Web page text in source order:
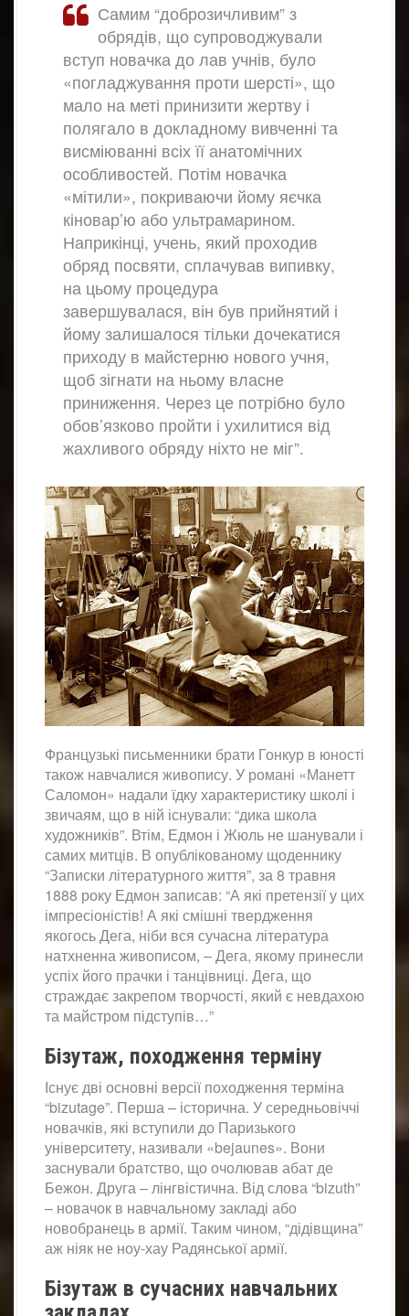
Самим “доброзичливим” з
обрядів, що супроводжували
вступ новачка до лав учнів, було
«погладжування проти шерсті», що
мало на меті принизити жертву і
полягало в докладному вивченні та
висміюванні всіх її анатомічних
особливостей. Потім новачка
«мітили», покриваючи йому яєчка
кіновар’ю або ультрамарином.
Наприкінці, учень, який проходив
обряд посвяти, сплачував випивку,
на цьому процедура
завершувалася, він був прийнятий і
йому залишалося тільки дочекатися
приходу в майстерню нового учня,
щоб зігнати на ньому власне
приниження. Через це потрібно було
обов’язково пройти і ухилитися від
жахливого обряду ніхто не міг”.
Французькі письменники брати Гонкур в юності
також навчалися живопису. У романі «Манетт
Саломон» надали їдку характеристику школі і
звичаям, що в ній існували: “дика школа
художників”. Втім, Едмон і Жюль не шанували і
самих митців. В опублікованому щоденнику
“Записки літературного життя”, за 8 травня
1888 року Едмон записав: “А які претензії у цих
імпресіоністів! А які смішні твердження
якогось Дега, ніби вся сучасна література
натхненна живописом, – Дега, якому принесли
успіх його прачки і танцівниці. Дега, що
страждає закрепом творчості, який є невдахою
та майстром підступів…”
Бізутаж, походження терміну
Існує дві основні версії походження терміна
“bizutage”. Перша – історична. У середньовіччі
новачків, які вступили до Паризького
університету, називали «bejaunes». Вони
заснували братство, що очолював абат де
Бежон. Друга – лінгвістична. Від слова “bizuth”
– новачок в навчальному закладі або
новобранець в армії. Таким чином, “дідівщина”
аж ніяк не ноу-хау Радянської армії.
Бізутаж в сучасних навчальних